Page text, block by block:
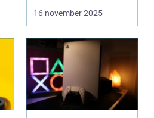
16 november 2025